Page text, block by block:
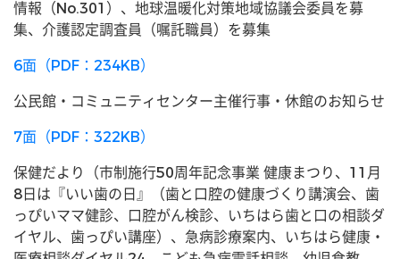
情報（No.301）、地球温暖化対策地域協議会委員を募
集、介護認定調査員（嘱託職員）を募集
6面（PDF：234KB）
公民館・コミュニティセンター主催行事・休館のお知らせ
7面（PDF：322KB）
保健だより（市制施行50周年記念事業 健康まつり、11月
8日は『いい歯の日』（歯と口腔の健康づくり講演会、歯
っぴいママ健診、口腔がん検診、いちはら歯と口の相談ダ
イヤル、歯っぴい講座）、急病診療案内、いちはら健康・